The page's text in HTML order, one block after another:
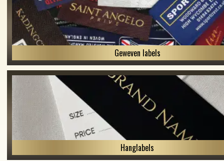
Geweven labels
Hanglabels